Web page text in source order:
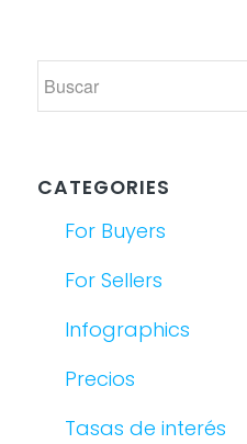
CATEGORIES
For Buyers
For Sellers
Infographics
Precios
Tasas de interés